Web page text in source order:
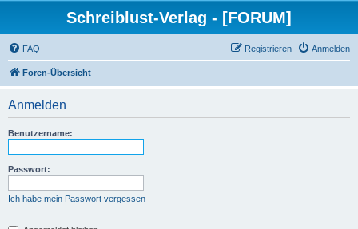
Schreiblust-Verlag - [FORUM]
FAQ Anmelden
Registrieren
Foren-Übersicht
Anmelden
Benutzername:
Passwort:
Ich habe mein Passwort vergessen